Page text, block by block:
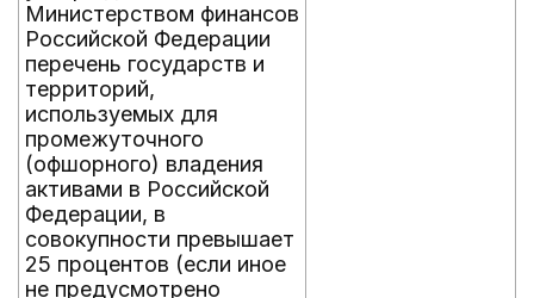
Министерством финансов
Российской Федерации
перечень государств и
территорий,
используемых для
промежуточного
(офшорного) владения
активами в Российской
Федерации, в
совокупности превышает
25 процентов (если иное
не предусмотрено